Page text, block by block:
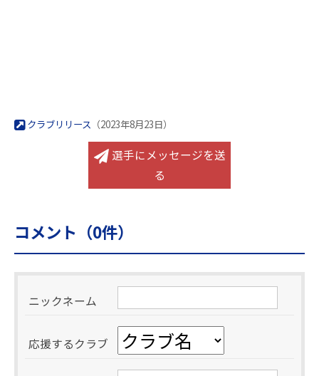
クラブリリース （2023年8月23日）
選手にメッセージを送
る
コメント（0件）
ニックネーム
応援するクラブ